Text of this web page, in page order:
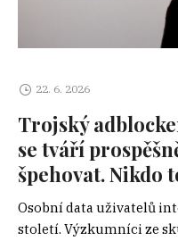
22. 6. 2026
Trojský
se tváří
špehovat. Nikdo
Osobní data uživatelů
století. Výzkumníci ze